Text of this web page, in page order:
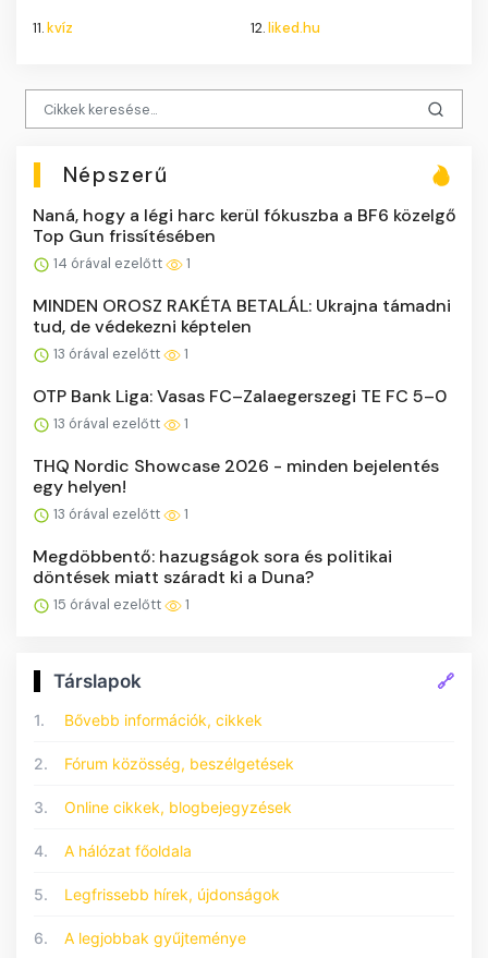
11.kvíz 12.liked.hu
Népszerű
Naná, hogy a légi harc kerül fókuszba a BF6 közelgő
Top Gun frissítésében
14 órával ezelőtt 1
MINDEN OROSZ RAKÉTA BETALÁL: Ukrajna támadni
tud, de védekezni képtelen
13 órával ezelőtt 1
OTP Bank Liga: Vasas FC–Zalaegerszegi TE FC 5–0
13 órával ezelőtt 1
THQ Nordic Showcase 2026 - minden bejelentés
egy helyen!
13 órával ezelőtt 1
Megdöbbentő: hazugságok sora és politikai
döntések miatt száradt ki a Duna?
15 órával ezelőtt 1
Társlapok 🔗
1. Bővebb információk, cikkek
2. Fórum közösség, beszélgetések
3. Online cikkek, blogbejegyzések
4. A hálózat főoldala
5. Legfrissebb hírek, újdonságok
6. A legjobbak gyűjteménye